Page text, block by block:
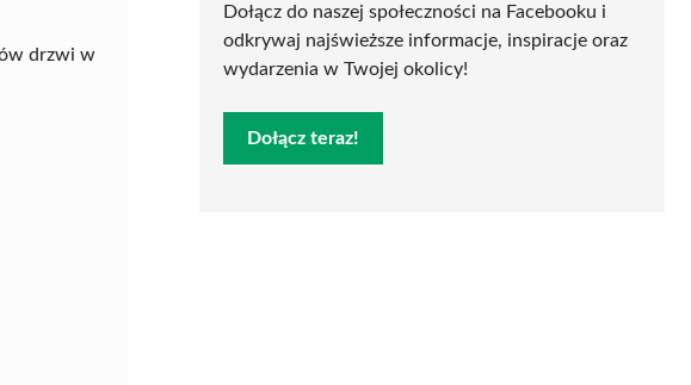
drzwi w
Dołącz do naszej społeczności na Facebooku i
odkrywaj najświeższe informacje, inspiracje oraz
wydarzenia w Twojej okolicy!
Dołącz teraz!